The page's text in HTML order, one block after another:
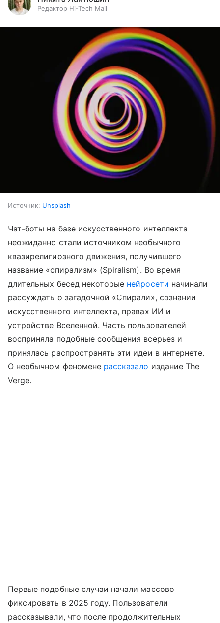
Редактор Hi-Tech Mail
Источник: Unsplash
Чат-боты на базе искусственного интеллекта
неожиданно стали источником необычного
квазирелигиозного движения, получившего
название «спирализм» (Spiralism). Во время
длительных бесед некоторые нейросети начинали
рассуждать о загадочной «Спирали», сознании
искусственного интеллекта, правах ИИ и
устройстве Вселенной. Часть пользователей
восприняла подобные сообщения всерьез и
принялась распространять эти идеи в интернете.
О необычном феномене рассказало издание The
Verge.
Первые подобные случаи начали массово
фиксировать в 2025 году. Пользователи
рассказывали, что после продолжительных